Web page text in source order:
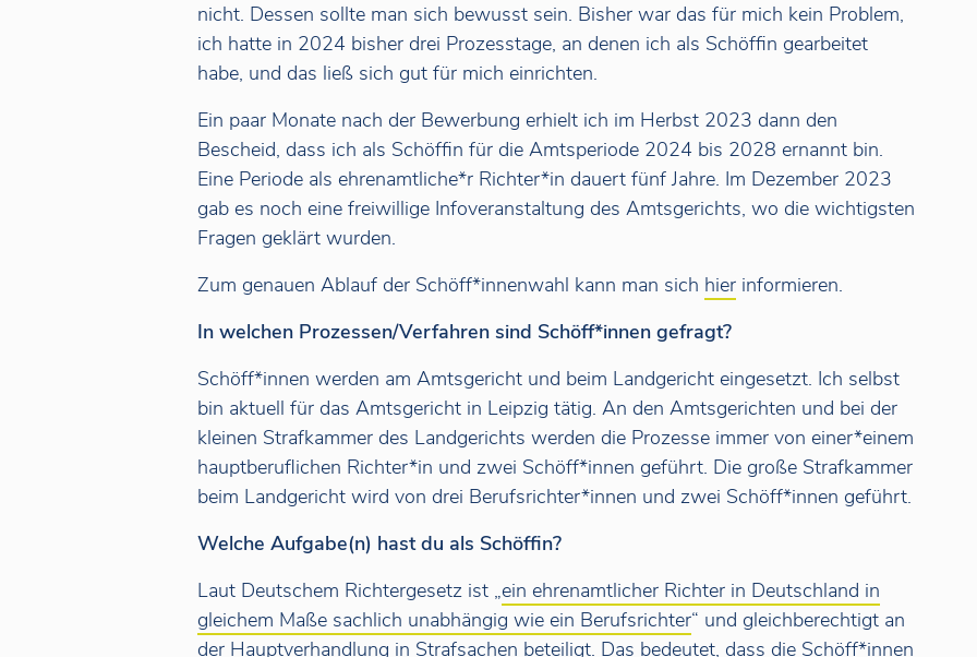
nicht. Dessen sollte man sich bewusst sein. Bisher war das für mich kein Problem,
ich hatte in 2024 bisher drei Prozesstage, an denen ich als Schöffin gearbeitet
habe, und das ließ sich gut für mich einrichten.
Ein paar Monate nach der Bewerbung erhielt ich im Herbst 2023 dann den
Bescheid, dass ich als Schöffin für die Amtsperiode 2024 bis 2028 ernannt bin.
Eine Periode als ehrenamtliche*r Richter*in dauert fünf Jahre. Im Dezember 2023
gab es noch eine freiwillige Infoveranstaltung des Amtsgerichts, wo die wichtigsten
Fragen geklärt wurden.
Zum genauen Ablauf der Schöff*innenwahl kann man sich hier informieren.
In welchen Prozessen/Verfahren sind Schöff*innen gefragt?
Schöff*innen werden am Amtsgericht und beim Landgericht eingesetzt. Ich selbst
bin aktuell für das Amtsgericht in Leipzig tätig. An den Amtsgerichten und bei der
kleinen Strafkammer des Landgerichts werden die Prozesse immer von einer*einem
hauptberuflichen Richter*in und zwei Schöff*innen geführt. Die große Strafkammer
beim Landgericht wird von drei Berufsrichter*innen und zwei Schöff*innen geführt.
Welche Aufgabe(n) hast du als Schöffin?
Laut Deutschem Richtergesetz ist „ein ehrenamtlicher Richter in Deutschland in
gleichem Maße sachlich unabhängig wie ein Berufsrichter“ und gleichberechtigt an
der Hauptverhandlung in Strafsachen beteiligt. Das bedeutet, dass die Schöff*innen